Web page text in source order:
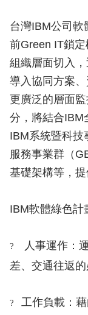
台灣IBM公司軟
前Green IT鎖
組織層面切入，
導入協同方案
更廣泛的層面
分，將結合IBM
IBM系統暨科技
服務事業群（
基礎架構等，提
IBM軟體綠色計
?
人事運作：
差、交通往返的
? 工作負載：